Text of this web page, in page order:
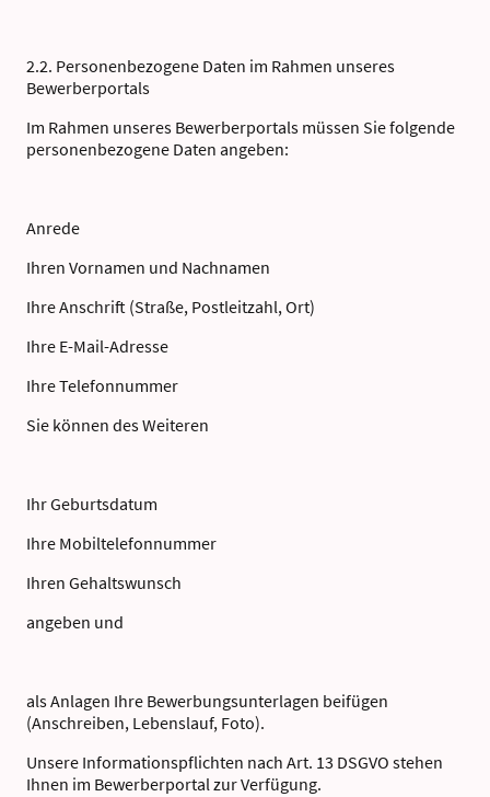
2.2. Personenbezogene Daten im Rahmen unseres
Bewerberportals
Im Rahmen unseres Bewerberportals müssen Sie folgende
personenbezogene Daten angeben:
Anrede
Ihren Vornamen und Nachnamen
Ihre Anschrift (Straße, Postleitzahl, Ort)
Ihre E-Mail-Adresse
Ihre Telefonnummer
Sie können des Weiteren
Ihr Geburtsdatum
Ihre Mobiltelefonnummer
Ihren Gehaltswunsch
angeben und
als Anlagen Ihre Bewerbungsunterlagen beifügen
(Anschreiben, Lebenslauf, Foto).
Unsere Informationspflichten nach Art. 13 DSGVO stehen
Ihnen im Bewerberportal zur Verfügung.